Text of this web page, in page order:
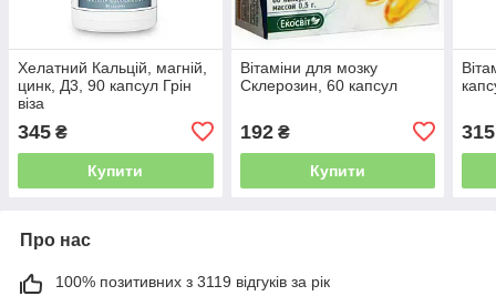
Хелатний Кальцій, магній,
цинк, Д3, 90 капсул Грін
віза
345 ₴
Купити
Вітаміни для мозку
Склерозин, 60 капсул
192₴
Купити
315
Про нас
100% позитивних з 3119 відгуків за рік